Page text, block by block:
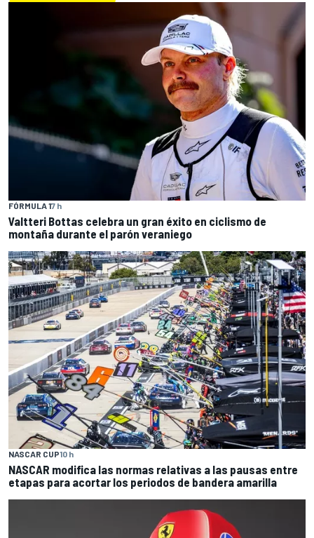
FÓRMULA 17 h
Valtteri Bottas celebra un gran éxito en ciclismo de
montaña durante el parón veraniego
NASCAR CUP10 h
NASCAR modifica las normas relativas a las pausas entre
etapas para acortar los periodos de bandera amarilla